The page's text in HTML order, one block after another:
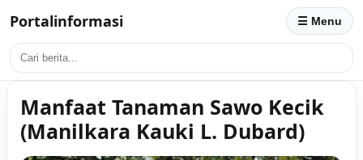
Portalinformasi ☰ Menu
Manfaat Tanaman Sawo Kecik
(Manilkara Kauki L. Dubard)